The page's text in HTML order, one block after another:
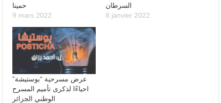
حمينا
9 mars 2022
السرطان
8 janvier 2022
عرض مسرحية “بوستيشة”
احياءًا لذكرى تأميم المسرح
الوطني الجزائر